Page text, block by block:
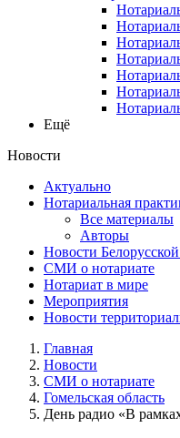
Ещё
Новости
Актуально
Нотариальная
Все материалы
Авторы
Новости
СМИ о нотариате
Нотариат в мире
Мероприятия
Новости
Главная
Новости
СМИ о нотариате
Гомельская область
День радио «В